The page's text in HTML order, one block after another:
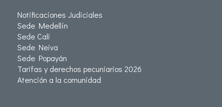
Notificaciones Judiciales
Sede Medellín
Sede Cali
Sede Neiva
Sede Popayán
Tarifas y derechos pecuniarios 2026
Atención a la comunidad